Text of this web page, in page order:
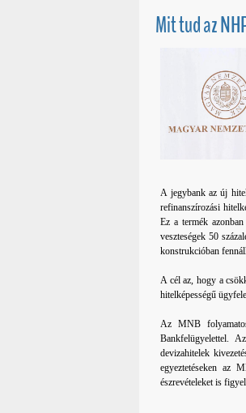
Mit tud az
A jegybank az új
refinanszírozási
Ez a termék
veszteségek 50
konstrukcióban
A cél az, hogy a
hitelképességű
Az MNB
Bankfelügyelettel.
devizahitelek
egyeztetéseken az
észrevételeket is